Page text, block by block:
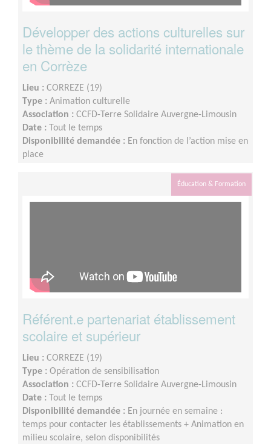
Développer des actions culturelles sur
le thème de la solidarité internationale
en Corrèze
Lieu : CORREZE (19)
Type : Animation culturelle
Association : CCFD-Terre Solidaire Auvergne-Limousin
Date :
Tout le temps
Disponibilité demandée : En fonction de l’action mise en
place
Éducation & Formation
Référent.e partenariat établissement
scolaire et supérieur
Lieu : CORREZE (19)
Type : Opération de sensibilisation
Association : CCFD-Terre Solidaire Auvergne-Limousin
Date :
Tout le temps
Disponibilité demandée : En journée en semaine :
temps pour contacter les établissements + Animation en
milieu scolaire, selon disponibilités